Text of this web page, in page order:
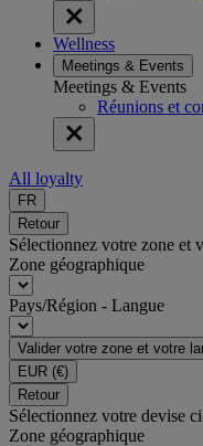
Wellness
Meetings & Events
Meetings & Events
Réunions et
All loyalty
FR
Retour
Sélectionnez votre zone et
Zone géographique
Pays/Région - Langue
Valider votre zone et votre
EUR (€)
Retour
Sélectionnez votre devise
Zone géographique